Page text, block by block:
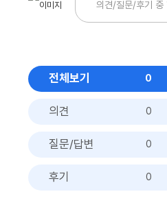
전체보기 0
의견 0
질문/답변 0
후기 0